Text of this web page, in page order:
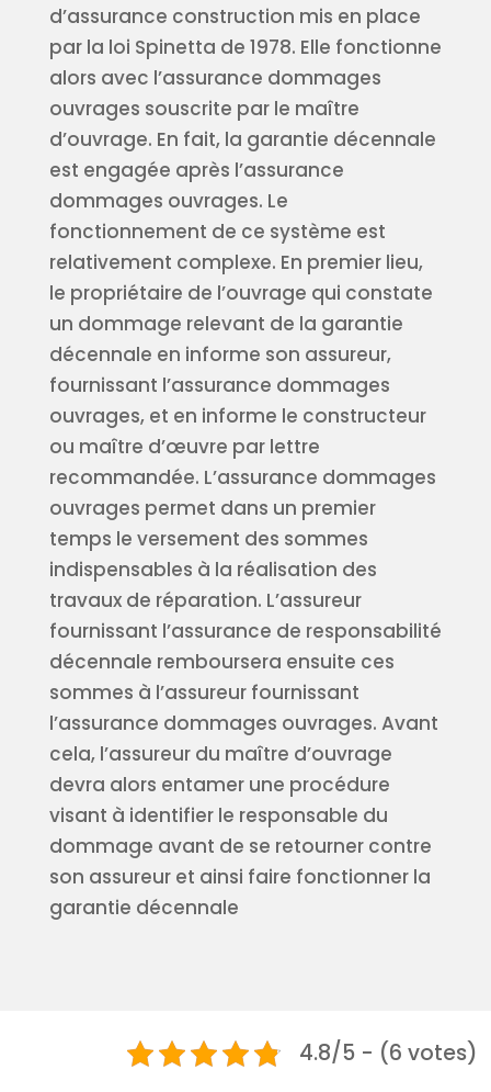
d’assurance construction mis en place
par la loi Spinetta de 1978. Elle fonctionne
alors avec l’assurance dommages
ouvrages souscrite par le maître
d’ouvrage. En fait, la garantie décennale
est engagée après l’assurance
dommages ouvrages. Le
fonctionnement de ce système est
relativement complexe. En premier lieu,
le propriétaire de l’ouvrage qui constate
un dommage relevant de la garantie
décennale en informe son assureur,
fournissant l’assurance dommages
ouvrages, et en informe le constructeur
ou maître d’œuvre par lettre
recommandée. L’assurance dommages
ouvrages permet dans un premier
temps le versement des sommes
indispensables à la réalisation des
travaux de réparation. L’assureur
fournissant l’assurance de responsabilité
décennale remboursera ensuite ces
sommes à l’assureur fournissant
l’assurance dommages ouvrages. Avant
cela, l’assureur du maître d’ouvrage
devra alors entamer une procédure
visant à identifier le responsable du
dommage avant de se retourner contre
son assureur et ainsi faire fonctionner la
garantie décennale
4.8/5 - (6 votes)